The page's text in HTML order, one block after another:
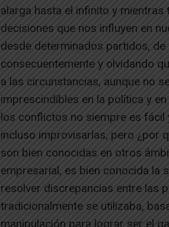
alarga hasta el infinito y
decisiones que nos influyen en
desde determinados partidos,
consecuentemente y olvidando
a las circunstancias, aunque no
imprescindibles en la política y
los conflictos no siempre es fácil
incluso improvisarlas, pero ¿por
son bien conocidas en otros
empresarial, es bien conocida la
resolver discrepancias entre las
tradicionalmente se utilizaba,
manipulación para lograr ser el